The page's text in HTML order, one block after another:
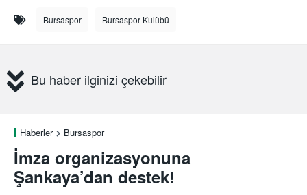
Bursaspor Bursaspor Kulübü
Bu haber ilginizi çekebilir
Haberler Bursaspor
İmza organizasyonuna
Şankaya’dan destek!